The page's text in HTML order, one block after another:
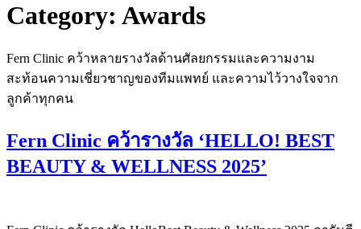
Category: Awards
Fern Clinic คว้าหลายรางวัลด้านศัลยกรรมและความงาม
สะท้อนความเชี่ยวชาญของทีมแพทย์ และความไว้วางใจจาก
ลูกค้าทุกคน
Fern Clinic คว้ารางวัล ‘HELLO! BEST
BEAUTY & WELLNESS 2025’